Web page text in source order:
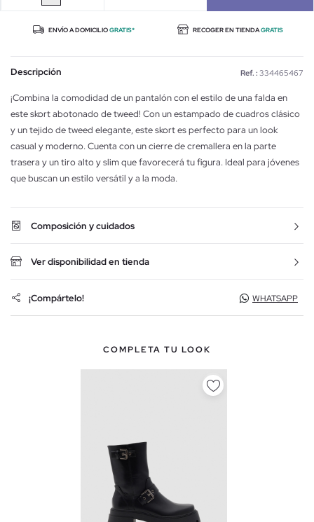
ENVÍO A DOMICILIOGRATIS* RECOGER EN TIENDAGRATIS
Descripción Ref. : 334465467
¡Combina la comodidad de un pantalón con el estilo de una falda en
este skort abotonado de tweed! Con un estampado de cuadros clásico
y un tejido de tweed elegante, este skort es perfecto para un look
casual y moderno. Cuenta con un cierre de cremallera en la parte
trasera y un tiro alto y slim que favorecerá tu figura. Ideal para jóvenes
que buscan un estilo versátil y a la moda.
Composición y cuidados
Ver disponibilidad en tienda
¡Compártelo! WHATSAPP
COMPLETA TU LOOK